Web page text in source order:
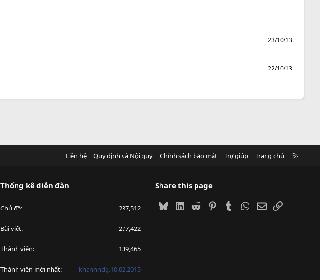
23/10/13
22/10/13
Liên hệ Quy định và Nội quy Chính sách bảo mật Trợ giúp Trang chủ
Thống kê diễn đàn
Chủ đề 237,512
Bài viết 277,422
Thành viên 139,465
Thành viên mới nhất khanhndg.10.02.2015
Share this page
BlueskyLinkedIn
Reddit PinterestTumblrWhatsApp
EmailLink